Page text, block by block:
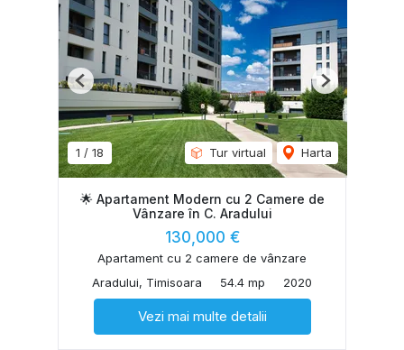
1 / 18 Tur virtual Harta
Previous Next
🌟 Apartament Modern cu 2 Camere de
Vânzare în C. Aradului
130,000 €
Apartament cu 2 camere de vânzare
Aradului, Timisoara
54.4 mp 2020
Vezi mai multe detalii